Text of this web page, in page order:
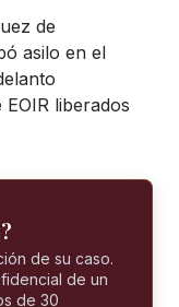
de
asilo en el
liberados
de su caso.
de un
de 30